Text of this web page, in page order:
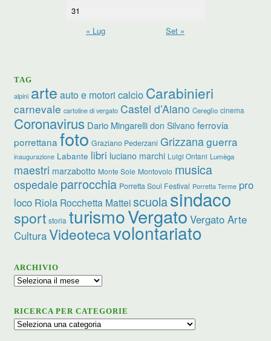
31
« Lug
Set »
TAG
alpini arte auto e motori calcio Carabinieri
carnevale cartoline di vergato Castel d’Aiano Cereglio cinema
Coronavirus Dario Mingarelli don Silvano ferrovia
porrettana foto Graziano Pederzani Grizzanaguerra
inaugurazione Labante libri luciano marchi Luigi Ontani Lumèga
maestri marzabotto Monte Sole Montovolo musica
ospedale parrocchia Porretta Soul Festival Porretta Terme pro
loco Riola Rocchetta Matteiscuolasindaco
sport storia turismoVergato Vergato Arte
CulturaVideotecavolontariato
ARCHIVIO
Archivio
RICERCA PER CATEGORIE
Ricerca